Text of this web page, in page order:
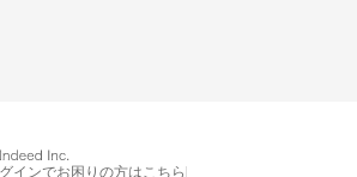
エントリーするとプログラムの詳細案内を
インでお困りの方はこちら